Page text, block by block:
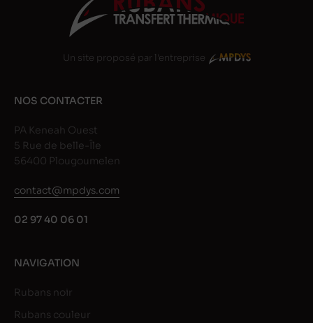
Un site proposé par l'entreprise
NOS CONTACTER
PA Keneah Ouest
5 Rue de belle-Île
56400 Plougoumelen
contact@mpdys.com
02 97 40 06 01
NAVIGATION
Rubans noir
Rubans couleur